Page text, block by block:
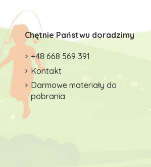
Chętnie Państwu doradzimy
+48 668 569 391
Kontakt
Darmowe materiały do
pobrania